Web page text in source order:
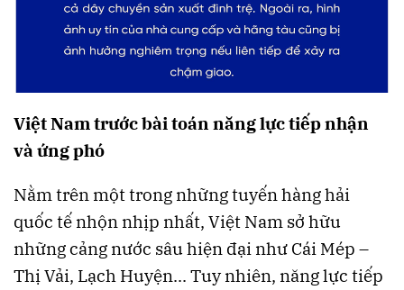
Việt Nam trước bài toán năng lực tiếp nhận
và ứng phó
Nằm trên một trong những tuyến hàng hải
quốc tế nhộn nhịp nhất, Việt Nam sở hữu
những cảng nước sâu hiện đại như Cái Mép –
Thị Vải, Lạch Huyện... Tuy nhiên, năng lực tiếp